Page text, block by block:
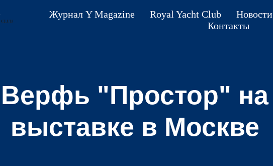
Журнал Y Magazine Royal Yacht Club Новости
Контакты
Верфь "Простор" на
выставке в Москве